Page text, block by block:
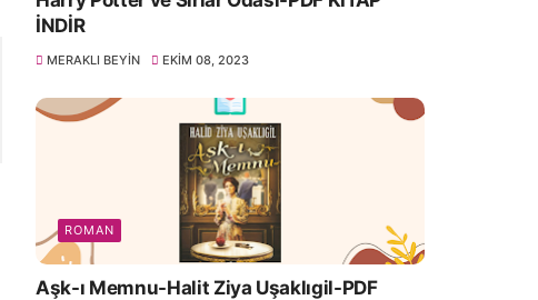
İNDİR
MERAKLI BEYIN EKIM 08, 2023
ROMAN
Aşk-ı Memnu-Halit Ziya Uşaklıgil-PDF